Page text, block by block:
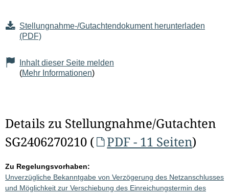
Stellungnahme-/Gutachtendokument herunterladen
(PDF)
Inhalt dieser Seite melden
(Mehr Informationen)
Details zu Stellungnahme/Gutachten
SG2406270210 (
PDF - 11 Seiten)
Zu Regelungsvorhaben:
Unverzügliche Bekanntgabe von Verzögerung des Netzanschlusses
und Möglichkeit zur Verschiebung des Einreichungstermin des